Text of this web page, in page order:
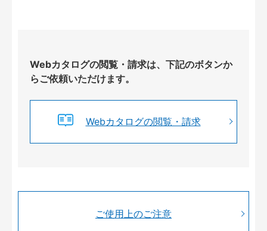
Webカタログの閲覧・請求は、下記のボタンか
らご依頼いただけます。
Webカタログの閲覧・請求
ご使用上のご注意